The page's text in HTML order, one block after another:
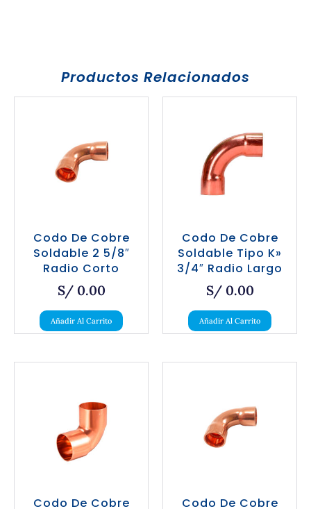
Productos Relacionados
Codo De Cobre
Soldable 2 5/8″
Radio Corto
S/0.00
Añadir Al Carrito
Codo De Cobre
Soldable Tipo K»
3/4″ Radio Largo
S/0.00
Añadir Al Carrito
Codo De Cobre Codo De Cobre